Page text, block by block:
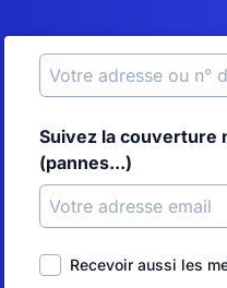
Suivez la couverture
(pannes...)
Recevoir aussi les